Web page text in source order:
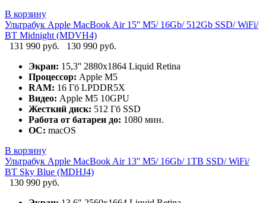
В корзину
Ультрабук Apple MacBook Air 15'' M5/ 16Gb/ 512Gb SSD/ WiFi/
BT Midnight (MDVH4)
131 990 руб.
130 990 руб.
Экран: 15,3'' 2880x1864 Liquid Retina
Процессор: Apple M5
RAM: 16 Гб LPDDR5X
Видео: Apple M5 10GPU
Жесткий диск: 512 Гб SSD
Работа от батареи до: 1080 мин.
ОС: macOS
В корзину
Ультрабук Apple MacBook Air 13'' M5/ 16Gb/ 1TB SSD/ WiFi/
BT Sky Blue (MDHJ4)
130 990 руб.